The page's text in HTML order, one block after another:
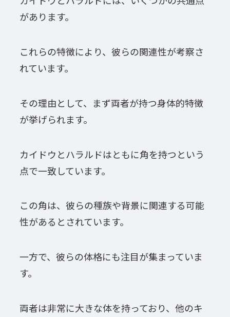
があります。
これらの特徴により、彼らの関連性が考察さ
れています。
その理由として、まず両者が持つ身体的特徴
が挙げられます。
カイドウとハラルドはともに角を持つという
点で一致しています。
この角は、彼らの種族や背景に関連する可能
性があるとされています。
一方で、彼らの体格にも注目が集まっていま
す。
両者は非常に大きな体を持っており、他のキ